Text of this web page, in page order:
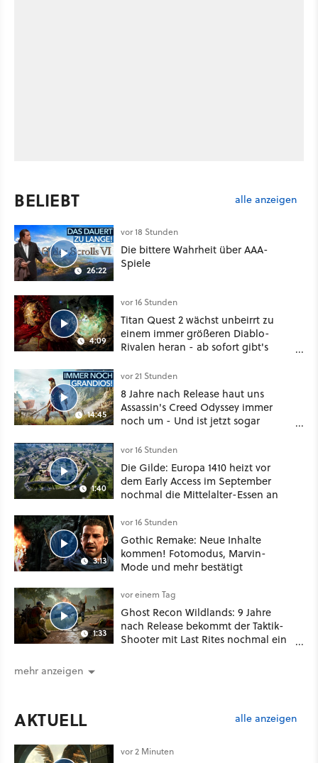
BELIEBT alle anzeigen
26:22
vor 18 Stunden
Die bittere Wahrheit über AAA-
Spiele
4:09
vor 16 Stunden
Titan Quest 2 wächst unbeirrt zu
einem immer größeren Diablo-
Rivalen heran - ab sofort gibt's
Klasse
14:45
vor 21 Stunden
8 Jahre nach Release haut uns
Assassin's Creed Odyssey immer
noch um - Und ist jetzt sogar
1:40
vor 16 Stunden
Die Gilde: Europa 1410 heizt vor
dem Early Access im September
nochmal die Mittelalter-Essen an
3:13
vor 16 Stunden
Gothic Remake: Neue Inhalte
kommen! Fotomodus, Marvin-
Mode und mehr bestätigt
1:33
vor einem Tag
Ghost Recon Wildlands: 9 Jahre
nach Release bekommt der Taktik-
Shooter mit Last Rites nochmal ein
mehr anzeigen
AKTUELL alle anzeigen
vor 2 Minuten